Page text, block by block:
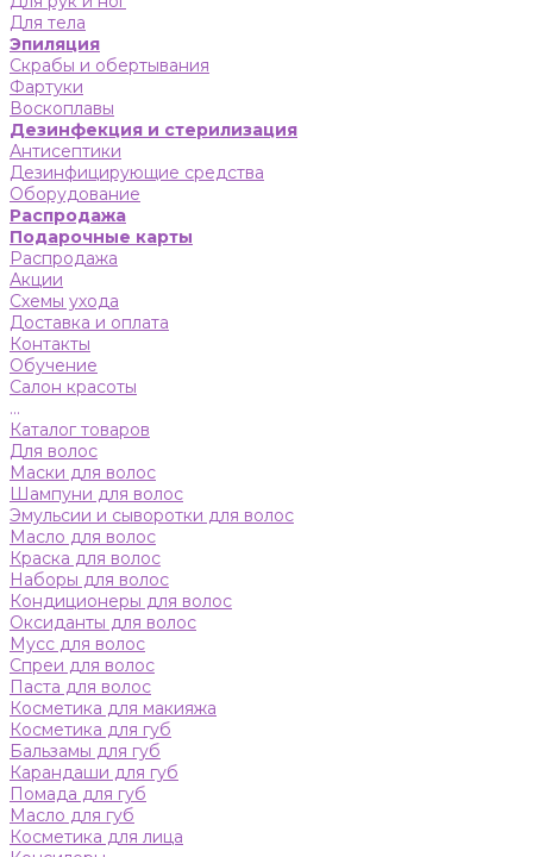
Для тела
Эпиляция
Скрабы и обертывания
Фартуки
Воскоплавы
Дезинфекция и стерилизация
Антисептики
Дезинфицирующие средства
Оборудование
Распродажа
Подарочные карты
Распродажа
Акции
Схемы ухода
Доставка и оплата
Контакты
Обучение
Салон красоты
...
Каталог товаров
Для волос
Маски для волос
Шампуни для волос
Эмульсии и сыворотки для волос
Масло для волос
Краска для волос
Наборы для волос
Кондиционеры для волос
Оксиданты для волос
Мусс для волос
Спреи для волос
Паста для волос
Косметика для макияжа
Косметика для губ
Бальзамы для губ
Карандаши для губ
Помада для губ
Масло для губ
Косметика для лица